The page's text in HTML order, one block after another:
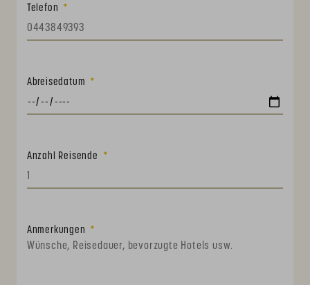
Telefon
Abreisedatum
Anzahl Reisende
Anmerkungen